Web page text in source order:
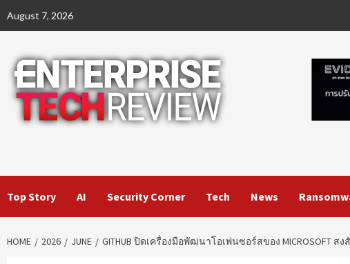
August 7, 2026
Top Story AI Security Corner Tech News
HOME 2026 JUNE GITHUB ปิดเครื่องมือพัฒนาโอเพ่นซอร์สของ MICROSOFT สง